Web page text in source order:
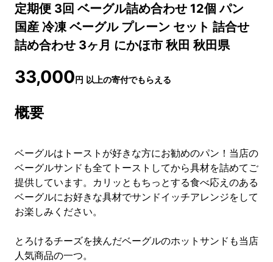
定期便 3回 ベーグル詰め合わせ 12個 パン
国産 冷凍 ベーグル プレーン セット 詰合せ
詰め合わせ 3ヶ月 にかほ市 秋田 秋田県
33,000円 以上の寄付でもらえる
概要
ベーグルはトーストが好きな方にお勧めのパン！当店の
ベーグルサンドも全てトーストしてから具材を詰めてご
提供しています。カリッともちっとする食べ応えのある
ベーグルにお好きな具材でサンドイッチアレンジをして
お楽しみください。
とろけるチーズを挟んだベーグルのホットサンドも当店
人気商品の一つ。